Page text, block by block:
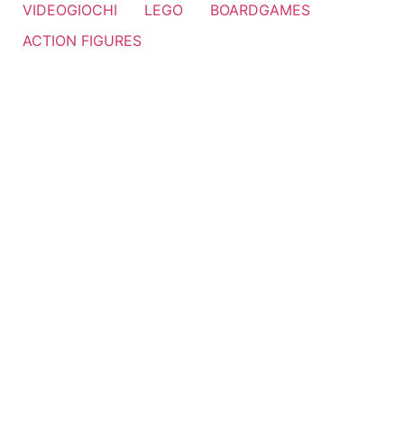
VIDEOGIOCHI LEGO
BOARDGAMES
ACTION FIGURES